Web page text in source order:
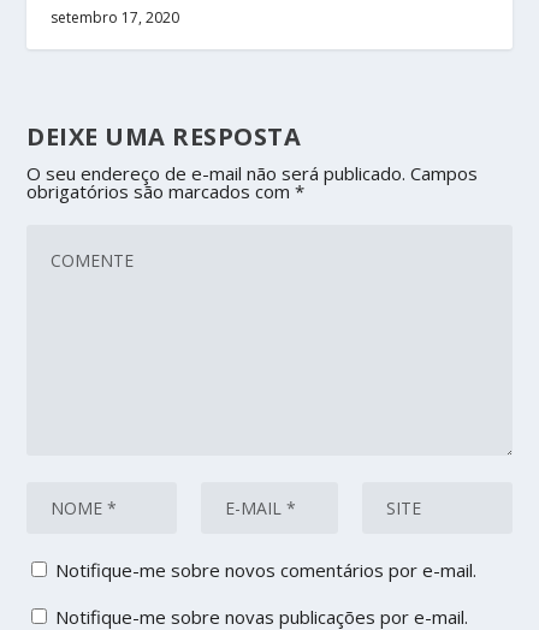
setembro 17, 2020
DEIXE UMA RESPOSTA
O seu endereço de e-mail não será publicado. Campos
obrigatórios são marcados com*
Notifique-me sobre novos comentários por e-mail.
Notifique-me sobre novas publicações por e-mail.